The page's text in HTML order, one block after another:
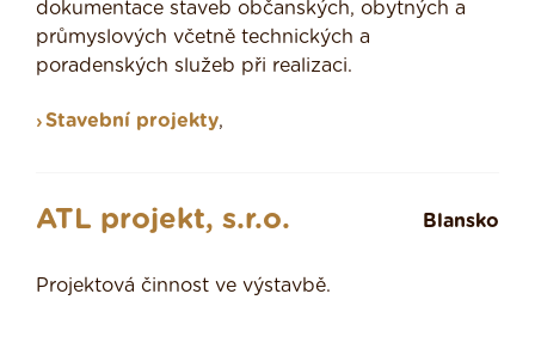
dokumentace staveb občanských, obytných a
průmyslových včetně technických a
poradenských služeb při realizaci.
Stavební projekty,
ATL projekt, s.r.o. Blansko
Projektová činnost ve výstavbě.